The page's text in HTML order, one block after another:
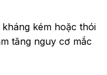
kém hoặc thói
tăng nguy cơ mắc